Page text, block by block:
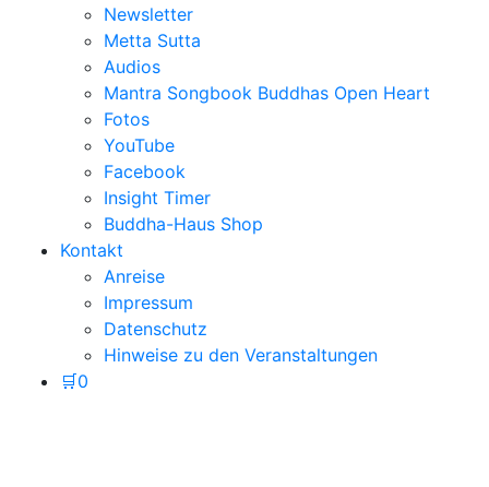
Newsletter
Metta Sutta
Audios
Mantra Songbook Buddhas Open Heart
Fotos
YouTube
Facebook
Insight Timer
Buddha-Haus Shop
Kontakt
Anreise
Impressum
Datenschutz
Hinweise zu den Veranstaltungen
🛒0